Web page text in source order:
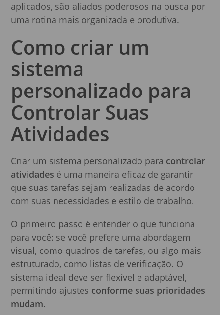
aplicados, são aliados poderosos na busca por
uma rotina mais organizada e produtiva.
Como criar um
sistema
personalizado para
Controlar Suas
Atividades
Criar um sistema personalizado para controlar
atividades é uma maneira eficaz de garantir
que suas tarefas sejam realizadas de acordo
com suas necessidades e estilo de trabalho.
O primeiro passo é entender o que funciona
para você: se você prefere uma abordagem
visual, como quadros de tarefas, ou algo mais
estruturado, como listas de verificação. O
sistema ideal deve ser flexível e adaptável,
permitindo ajustes conforme suas prioridades
mudam.